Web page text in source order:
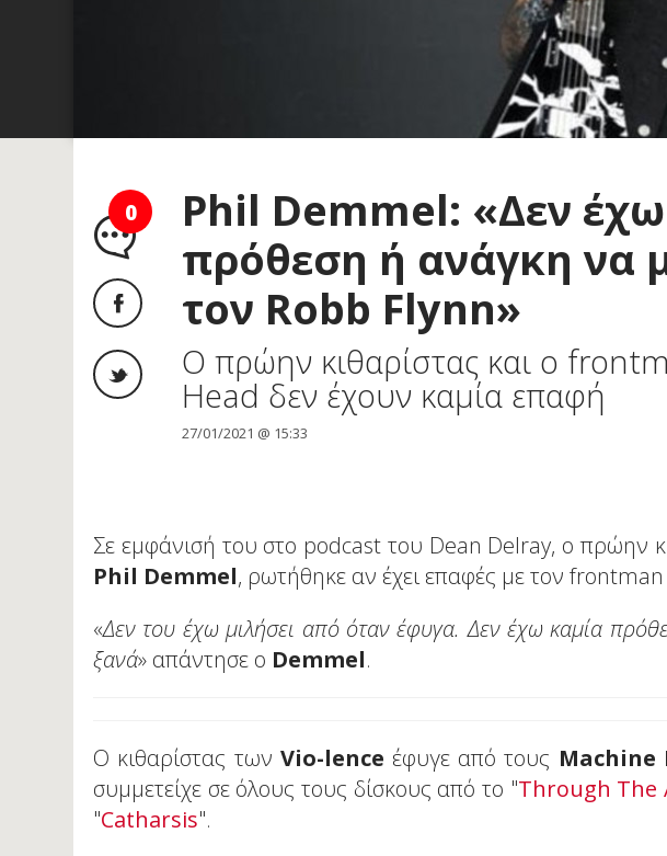
0
Phil Demmel: «Δεν
πρόθεση ή ανάγκη να
τον Robb Flynn»
O πρώην κιθαρίστας και ο
Head δεν έχουν καμία επαφή
27/01/2021 @ 15:33
Σε εμφάνισή του στο podcast του Dean Delray, ο πρώην
Phil Demmel, ρωτήθηκε αν έχει επαφές με τον
«Δεν του έχω μιλήσει από όταν έφυγα. Δεν έχω καμία
ξανά» απάντησε ο Demmel.
O κιθαρίστας των Vio-lence έφυγε από τους Machine
συμμετείχε σε όλους τους δίσκους από το "Through The
"Catharsis".